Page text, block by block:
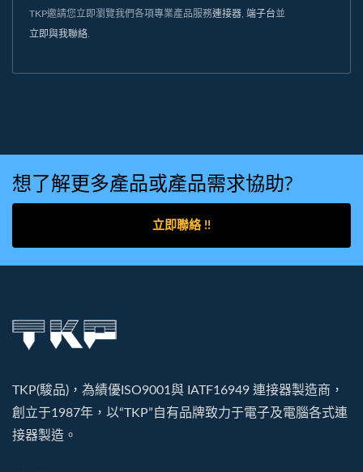
TKP邀請您立即瀏覽我們各項專業產品服務連接器 端子台並
立即與我聯絡
想了解更多產品或產品需求協助?
立即聯絡 !!
TKP(駿品)，為績優ISO9001與 IATF16949 連接器製造商，
創立于1987年，以“TKP”自有品牌致力于電子及電腦各式連
接器製造。